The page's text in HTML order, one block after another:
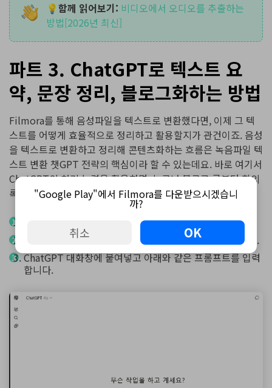
💡함께 읽어보기: 비디오에서 오디오를 추출하는
방법[2026년 최신]
파트 3. ChatGPT로 텍스트 요
약, 문장 정리, 블로그화하는 방법
Filmora를 통해 음성파일을 텍스트로 변환했다면, 이제 그 텍
스트를 어떻게 효율적으로 정리하고 활용할지가 관건이죠. 음성
을 텍스트로 변환하고 정리해 콘텐츠화하는 흐름은 녹음파일 텍
스트 변환 챗GPT 전략의 핵심이라 할 수 있는데요. 바로 여기서
ChatGPT의 처리 능력을 활용하면, 누구나 블로그 글부터 회의
록, 리포트 요약본을 손쉽게 만들 수 있습니다.
데스크톱이나 모바일 앱에서 ChatGPT를 실행합니다.
Filmora에서 내보낸 SRT 또는 TXT 파일을 업로드합니다.
ChatGPT 대화창에 붙여넣고 아래와 같은 프롬프트를 입력
합니다.
"Google Play"에서 Filmora를 다운받으시겠습니
까?
취소 OK